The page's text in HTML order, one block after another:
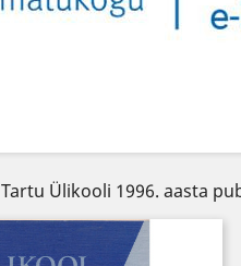
Tartu Ülikooli 1996. aasta